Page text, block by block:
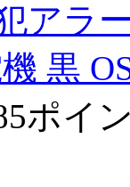
アラ
黒
ポイ